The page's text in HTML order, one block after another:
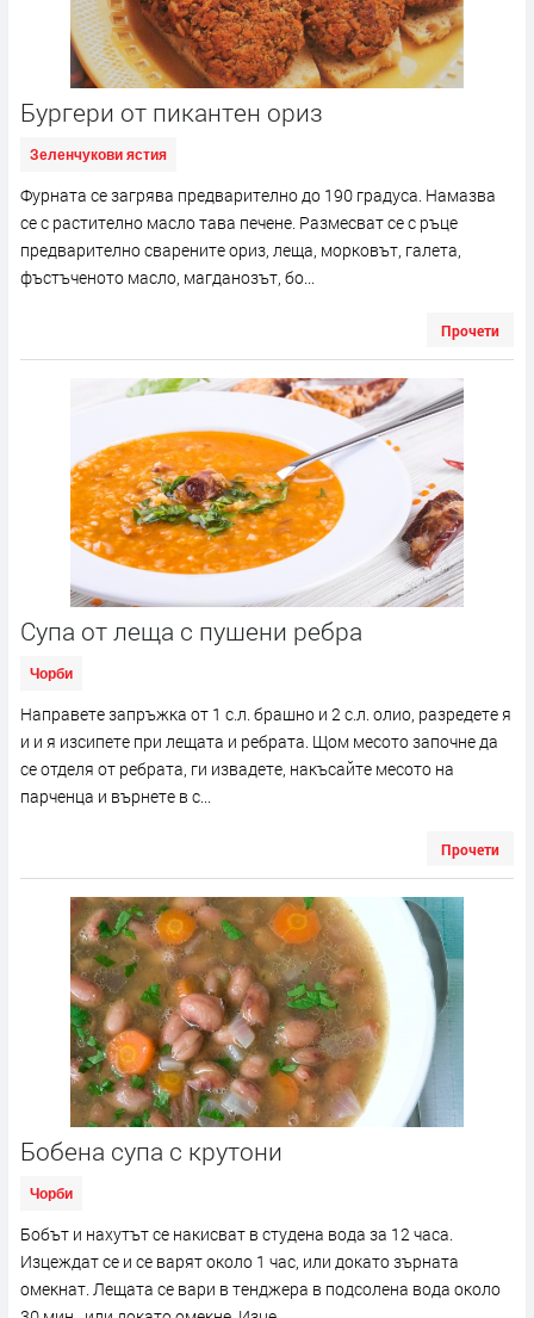
Бургери от пикантен ориз
Зеленчукови ястия
Фурната се загрява предварително до 190 градуса. Намазва
се с растително масло тава печене. Размесват се с ръце
предварително сварените ориз, леща, морковът, галета,
фъстъченото масло, магданозът, бо...
Прочети
Супа от леща с пушени ребра
Чорби
Направете запръжка от 1 с.л. брашно и 2 с.л. олио, разредете я
и и я изсипете при лещата и ребрата. Щом месото започне да
се отделя от ребрата, ги извадете, накъсайте месото на
парченца и върнете в с...
Прочети
Бобена супа с крутони
Чорби
Бобът и нахутът се накисват в студена вода за 12 часа.
Изцеждат се и се варят около 1 час, или докато зърната
омекнат. Лещата се вари в тенджера в подсолена вода около